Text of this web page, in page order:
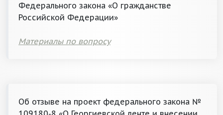
Федерального закона «О гражданстве
Российской Федерации»
Материалы по вопросу
Об отзыве на проект федерального закона №